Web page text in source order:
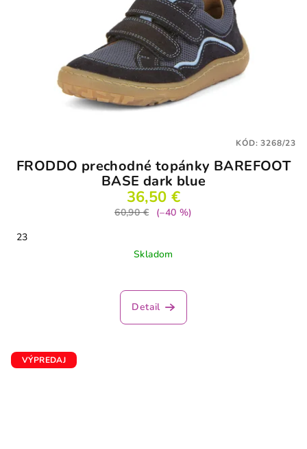
FRODDO prechodné topánky BAREFOOT
BASE dark blue
36,50 €
60,90 €
(–40 %)
23
Skladom
Detail
KÓD:3268/23
VÝPREDAJ